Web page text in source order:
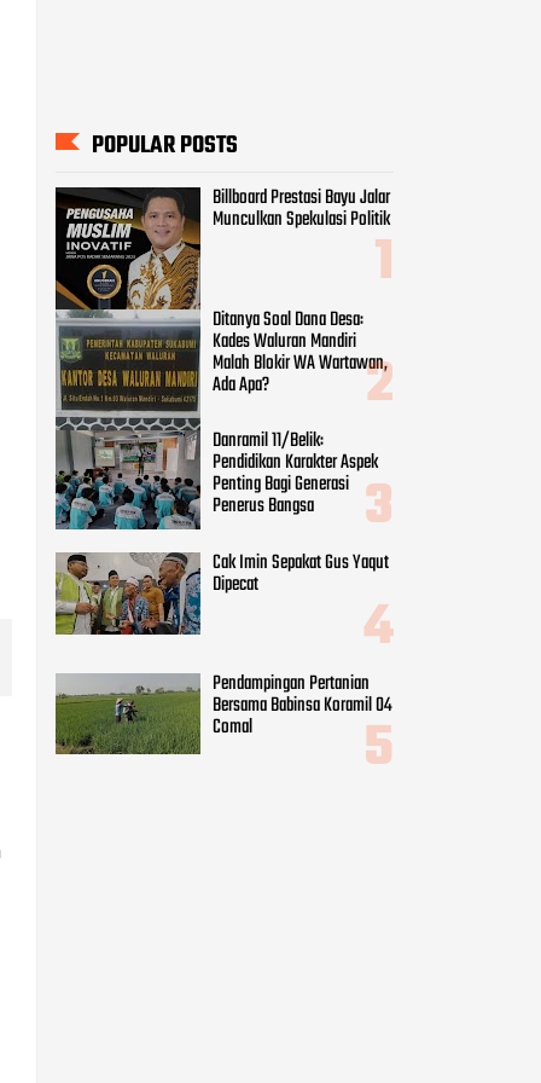
POPULAR POSTS
Billboard Prestasi Bayu Jalar
Munculkan Spekulasi Politik
Ditanya Soal Dana Desa:
Kades Waluran Mandiri
Malah Blokir WA Wartawan,
Ada Apa?
Danramil 11/Belik:
Pendidikan Karakter Aspek
Penting Bagi Generasi
Penerus Bangsa
Cak Imin Sepakat Gus Yaqut
Dipecat
Pendampingan Pertanian
Bersama Babinsa Koramil 04
Comal